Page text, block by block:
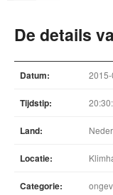
De details
Datum:
Tijdstip:
Land:
Locatie:
Categorie: